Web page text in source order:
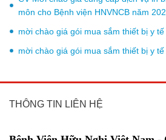
môn cho Bệnh viện HNVNCB năm
mời chào giá gói mua sắm thiết bị y tế
mời chào giá gói mua sắm thiết bị y tế
THÔNG TIN LIÊN HỆ